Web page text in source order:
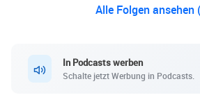
Alle Folgen ansehen
In Podcasts werben
Schalte jetzt Werbung in Podcasts.